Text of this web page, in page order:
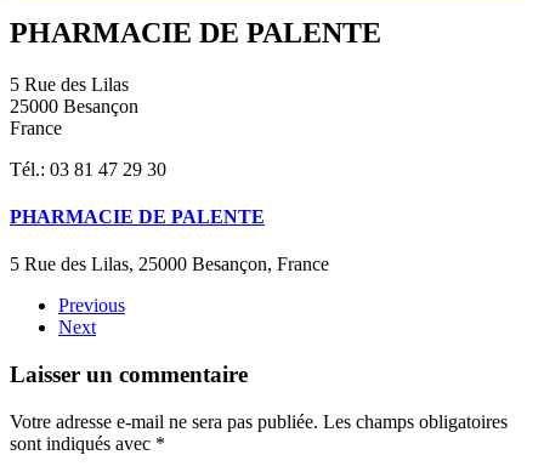
PHARMACIE DE PALENTE
5 Rue des Lilas
25000 Besançon
France
Tél.: 03 81 47 29 30
PHARMACIE DE PALENTE
5 Rue des Lilas, 25000 Besançon, France
Previous
Next
Laisser un commentaire
Votre adresse e-mail ne sera pas publiée. Les champs obligatoires
sont indiqués avec *